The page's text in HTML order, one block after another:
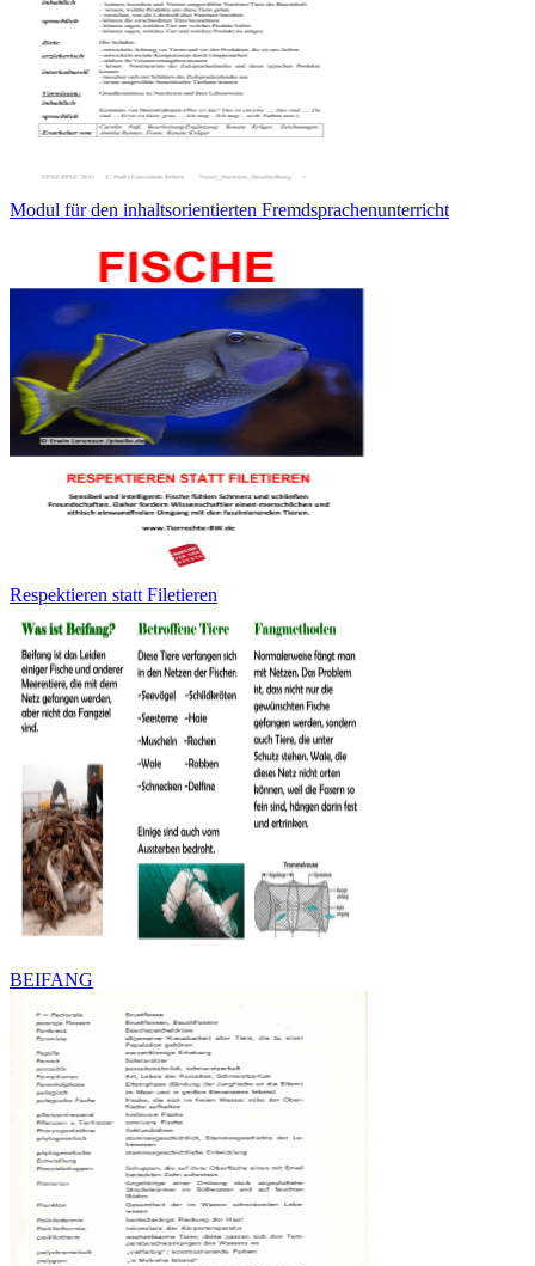
Modul für den inhaltsorientierten Fremdsprachenunterricht
Respektieren statt Filetieren
BEIFANG